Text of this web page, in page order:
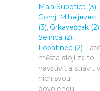
Mala Subotica (3),
Gornji Mihaljevec
(3), Grkavešćak (2),
Selnica (2),
Lopatinec (2). Tato
města stojí za to
navštívit a strávit v
nich svou
dovolenou.